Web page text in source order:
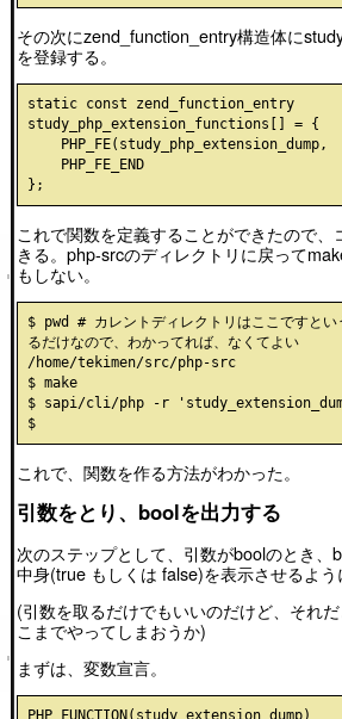
その次にzend_function_entry構造体に
を登録する。
static const zend_function_entry
study_php_extension_functions[] = {
これで関数を定義することができたので
きる。php-srcのディレクトリに戻って
もしない。
$ pwd # カレントディレクトリはここですとい
るだけなので、わかってれば、なくてよい
/home/tekimen/src/php-src
$ make
$ sapi/cli/php -r
これで、関数を作る方法がわかった。
引数をとり、boolを出力する
次のステップとして、引数がboolのとき、
中身(true もしくは false)を表示させるよう
(引数を取るだけでもいいのだけど、それ
こまでやってしまおうか)
まずは、変数宣言。
PHP_FUNCTION(study_extension_dump)